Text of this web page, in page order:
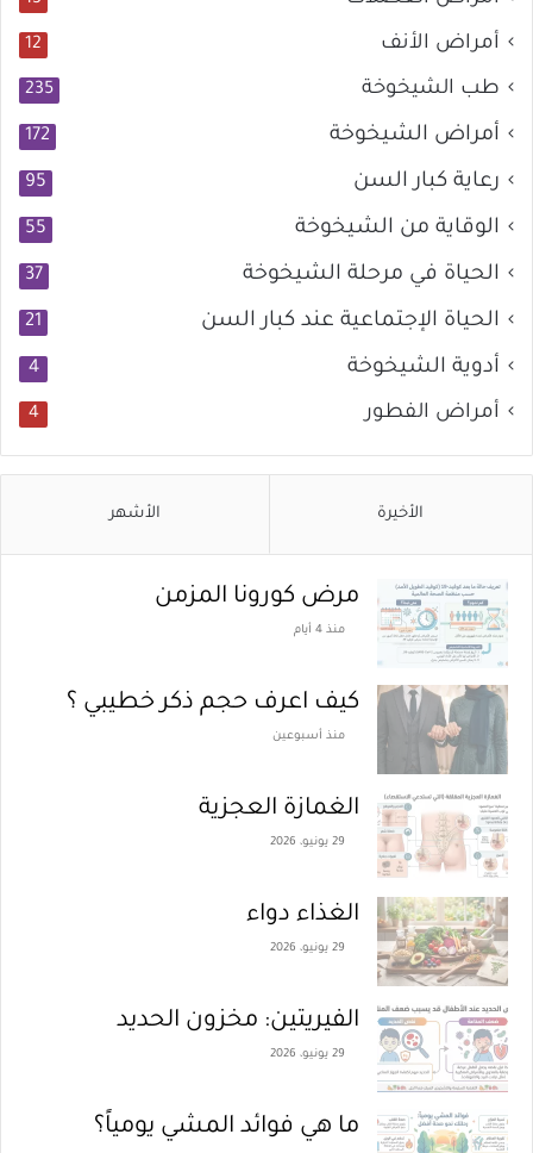
أمراض الأنف 12
طب الشيخوخة 235
أمراض الشيخوخة 172
رعاية كبار السن 95
الوقاية من الشيخوخة 55
الحياة في مرحلة الشيخوخة 37
الحياة الإجتماعية عند كبار السن 21
أدوية الشيخوخة 4
أمراض الفطور 4
الأخيرة الأشهر
مرض كورونا المزمن
منذ 4 أيام
كيف اعرف حجم ذكر خطيبي ؟
منذ أسبوعين
الغمازة العجزية
29 يونيو، 2026
الغذاء دواء
29 يونيو، 2026
الفيريتين: مخزون الحديد
29 يونيو، 2026
ما هي فوائد المشي يومياً؟